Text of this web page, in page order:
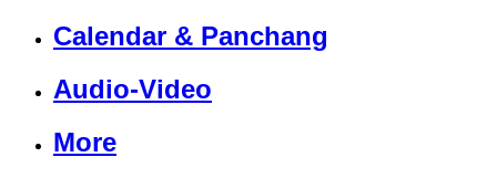
Calendar & Panchang
Audio-Video
More